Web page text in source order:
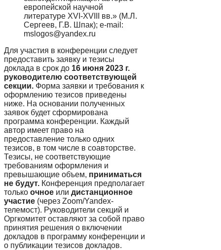
европейской научной
литературе XVI-XVIII вв.» (М.Л.
Сергеев, Г.В. Шпак); e-mail:
mslogos@yandex.ru
Для участия в конференции следует
предоставить заявку и тезисы
доклада в срок до 16 июня 2023 г.
руководителю соответствующей
секции. Форма заявки и требования к
оформлению тезисов приведены
ниже. На основании полученных
заявок будет сформирована
программа конференции. Каждый
автор имеет право на
предоставление только одних
тезисов, в том числе в соавторстве.
Тезисы, не соответствующие
требованиям оформления и
превышающие объем, приниматься
не будут. Конференция предполагает
только очное или дистанционное
участие (через Zoom/Yandex-
телемост). Руководители секций и
Оргкомитет оставляют за собой право
принятия решения о включении
докладов в программу конференции и
о публикации тезисов докладов.